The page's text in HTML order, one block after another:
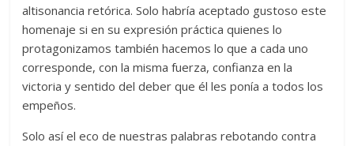
altisonancia retórica. Solo habría aceptado gustoso este
homenaje si en su expresión práctica quienes lo
protagonizamos también hacemos lo que a cada uno
corresponde, con la misma fuerza, confianza en la
victoria y sentido del deber que él les ponía a todos los
empeños.
Solo así el eco de nuestras palabras rebotando contra